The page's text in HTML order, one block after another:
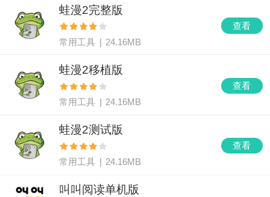
查看
蛙漫2完整版
常用工具 | 24.16MB
查看
蛙漫2移植版
常用工具 | 24.16MB
查看
蛙漫2测试版
常用工具 | 24.16MB
叫叫阅读单机版